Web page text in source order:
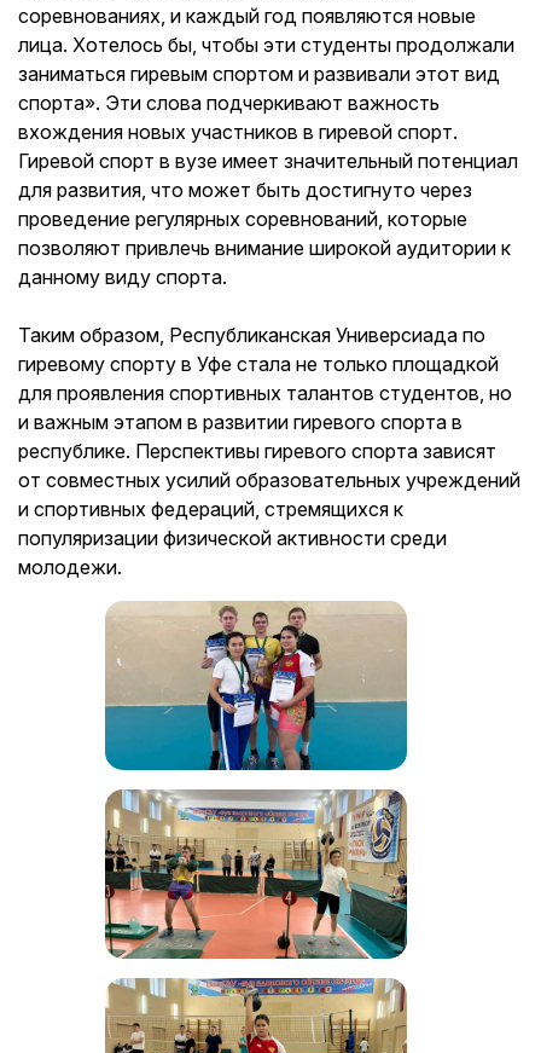
соревнованиях, и каждый год появляются новые
лица. Хотелось бы, чтобы эти студенты продолжали
заниматься гиревым спортом и развивали этот вид
спорта». Эти слова подчеркивают важность
вхождения новых участников в гиревой спорт.
Гиревой спорт в вузе имеет значительный потенциал
для развития, что может быть достигнуто через
проведение регулярных соревнований, которые
позволяют привлечь внимание широкой аудитории к
данному виду спорта.
Таким образом, Республиканская Универсиада по
гиревому спорту в Уфе стала не только площадкой
для проявления спортивных талантов студентов, но
и важным этапом в развитии гиревого спорта в
республике. Перспективы гиревого спорта зависят
от совместных усилий образовательных учреждений
и спортивных федераций, стремящихся к
популяризации физической активности среди
молодежи.